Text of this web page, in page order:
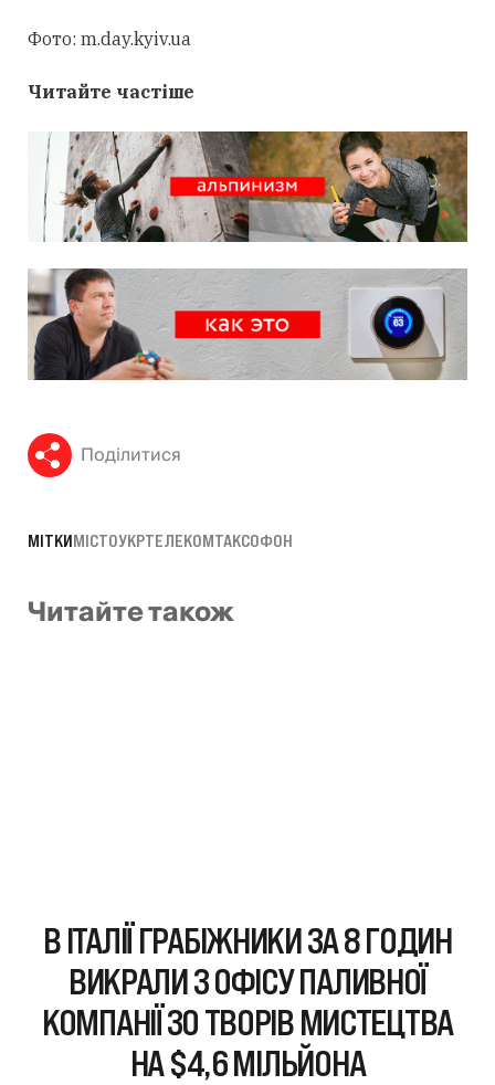
Фото: m.day.kyiv.ua
Читайте частіше
Поділитися
МІТКИМІСТОУКРТЕЛЕКОМТАКСОФОН
Читайте також
В ІТАЛІЇ ГРАБІЖНИКИ ЗА 8 ГОДИН
ВИКРАЛИ З ОФІСУ ПАЛИВНОЇ
КОМПАНІЇ 30 ТВОРІВ МИСТЕЦТВА
НА $4,6 МІЛЬЙОНА